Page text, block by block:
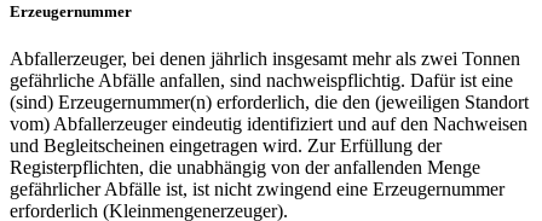
Erzeugernummer
Abfallerzeuger, bei denen jährlich insgesamt mehr als zwei Tonnen
gefährliche Abfälle anfallen, sind nachweispflichtig. Dafür ist eine
(sind) Erzeugernummer(n) erforderlich, die den (jeweiligen Standort
vom) Abfallerzeuger eindeutig identifiziert und auf den Nachweisen
und Begleitscheinen eingetragen wird. Zur Erfüllung der
Registerpflichten, die unabhängig von der anfallenden Menge
gefährlicher Abfälle ist, ist nicht zwingend eine Erzeugernummer
erforderlich (Kleinmengenerzeuger).